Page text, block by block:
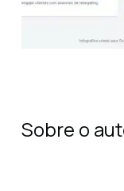
Sobre o